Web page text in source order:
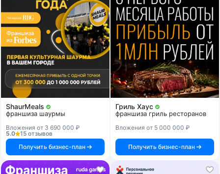
ShaurMeals
франшиза шаурмы
Вложения от 3 690 000 ₽
5.0
15 отзывов
Получить бизнес-план
Гриль Хаус
франшиза гриль ресторанов
Вложения от 5 000 000 ₽
Получить бизнес-план